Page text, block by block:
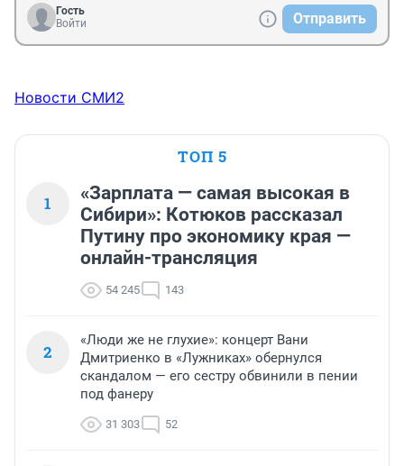
Гость
Войти
Отправить
Новости СМИ2
ТОП 5
1
«Зарплата — самая высокая в
Сибири»: Котюков рассказал
Путину про экономику края —
онлайн-трансляция
54 245 143
2
«Люди же не глухие»: концерт Вани
Дмитриенко в «Лужниках» обернулся
скандалом — его сестру обвинили в пении
под фанеру
31 303 52